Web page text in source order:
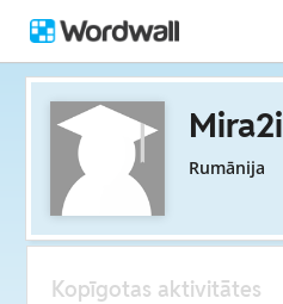
Mira2i
Rumānija
Kopīgotas aktivitātes